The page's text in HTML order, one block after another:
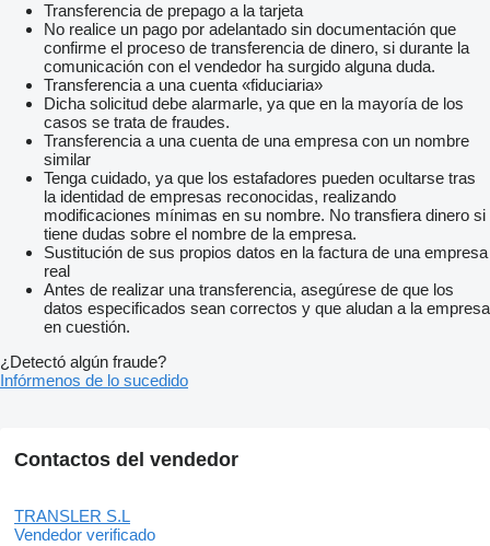
Transferencia de prepago a la tarjeta
No realice un pago por adelantado sin documentación que
confirme el proceso de transferencia de dinero, si durante la
comunicación con el vendedor ha surgido alguna duda.
Transferencia a una cuenta «fiduciaria»
Dicha solicitud debe alarmarle, ya que en la mayoría de los
casos se trata de fraudes.
Transferencia a una cuenta de una empresa con un nombre
similar
Tenga cuidado, ya que los estafadores pueden ocultarse tras
la identidad de empresas reconocidas, realizando
modificaciones mínimas en su nombre. No transfiera dinero si
tiene dudas sobre el nombre de la empresa.
Sustitución de sus propios datos en la factura de una empresa
real
Antes de realizar una transferencia, asegúrese de que los
datos especificados sean correctos y que aludan a la empresa
en cuestión.
¿Detectó algún fraude?
Infórmenos de lo sucedido
Contactos del vendedor
TRANSLER S.L
Vendedor verificado